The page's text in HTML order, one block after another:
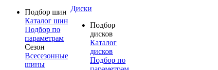
Подбор шин
Каталог шин
Подбор по
параметрам
Сезон
Всесезонные
шины
Диски
Подбор
дисков
Каталог
дисков
Подбор по